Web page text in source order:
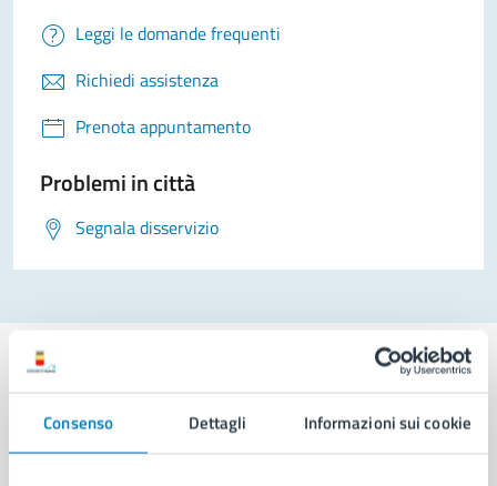
Consenso Dettagli Informazioni sui cookie
Leggi le domande frequenti
Richiedi assistenza
Prenota appuntamento
Problemi in città
Segnala disservizio
Comune di Napoli